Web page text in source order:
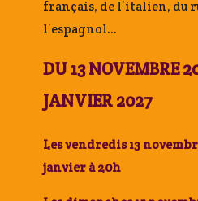
français, de l’italien, du
l’espagnol…
DU 13 NOVEMBRE
JANVIER 2027
Les vendredis 13
janvier à 20h